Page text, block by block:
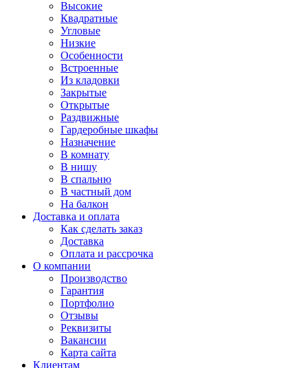
Высокие
Квадратные
Угловые
Низкие
Особенности
Встроенные
Из кладовки
Закрытые
Открытые
Раздвижные
Гардеробные шкафы
Назначение
В комнату
В нишу
В спальню
В частный дом
На балкон
Доставка и оплата
Как сделать заказ
Доставка
Оплата и рассрочка
О компании
Производство
Гарантия
Портфолио
Отзывы
Реквизиты
Вакансии
Карта сайта
Клиентам